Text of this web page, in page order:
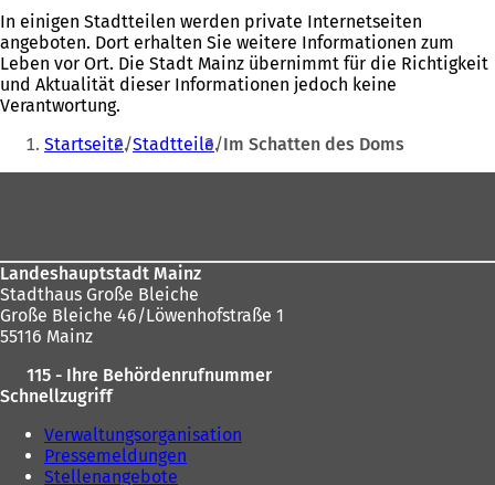
In einigen Stadtteilen werden private Internetseiten
angeboten. Dort erhalten Sie weitere Informationen zum
Leben vor Ort. Die Stadt Mainz übernimmt für die Richtigkeit
und Aktualität dieser Informationen jedoch keine
Verantwortung.
Sie
befinden
Startseite Stadtteile Im Schatten des Doms
Landeshauptstadt Mainz
Stadthaus Große Bleiche
Große Bleiche 46/Löwenhofstraße 1
55116 Mainz
115 - Ihre Behördenrufnummer
Schnellzugriff
Verwaltungsorganisation
Pressemeldungen
Stellenangebote